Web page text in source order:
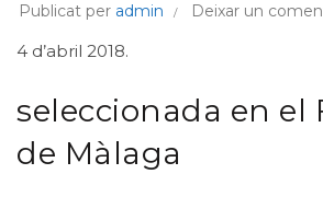
Publicat per admin Deixar un
4 d’abril 2018.
seleccionada en el
de Màlaga